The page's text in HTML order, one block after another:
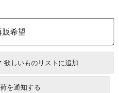
販希望
欲しいものリストに追加
を通知する